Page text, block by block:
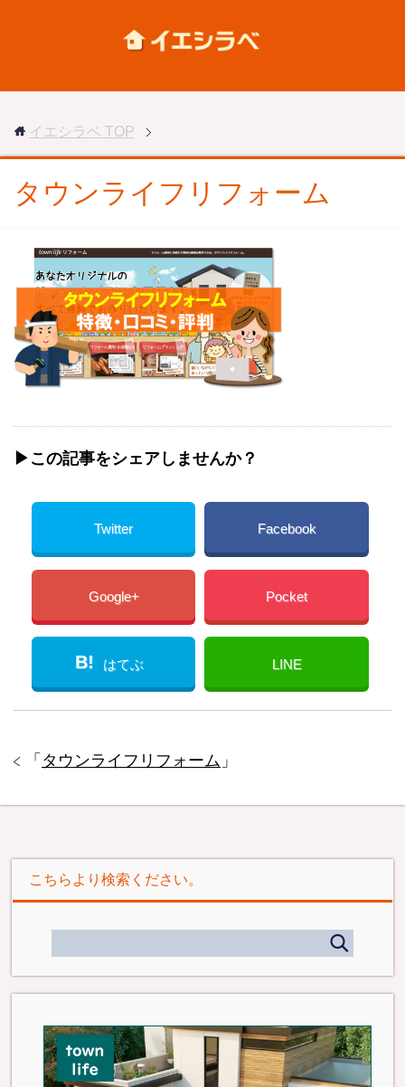
イエシラベ TOP
タウンライフリフォーム
▶︎この記事をシェアしませんか？
Twitter Facebook
Google+ Pocket
B! はてぶ LINE
「 タウンライフリフォーム 」
こちらより検索ください。